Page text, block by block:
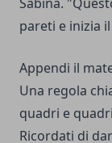
pareti e inizia
Appendi il
Una regola
quadri e
Ricordati di